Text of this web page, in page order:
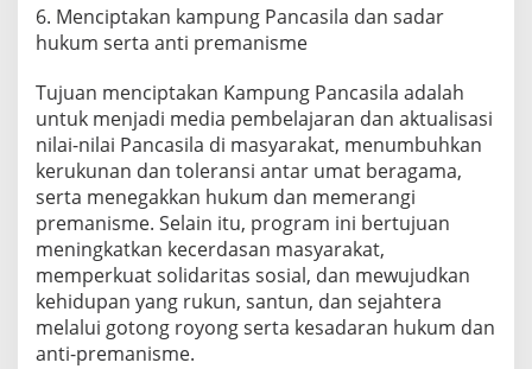
6. Menciptakan kampung Pancasila dan sadar
hukum serta anti premanisme
Tujuan menciptakan Kampung Pancasila adalah
untuk menjadi media pembelajaran dan aktualisasi
nilai-nilai Pancasila di masyarakat, menumbuhkan
kerukunan dan toleransi antar umat beragama,
serta menegakkan hukum dan memerangi
premanisme. Selain itu, program ini bertujuan
meningkatkan kecerdasan masyarakat,
memperkuat solidaritas sosial, dan mewujudkan
kehidupan yang rukun, santun, dan sejahtera
melalui gotong royong serta kesadaran hukum dan
anti-premanisme.